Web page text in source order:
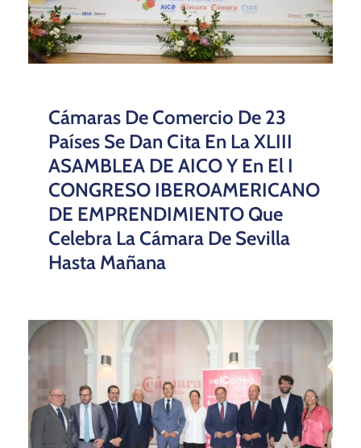
Cámaras De Comercio De 23
Países Se Dan Cita En La XLIII
ASAMBLEA DE AICO Y En El I
CONGRESO IBEROAMERICANO
DE EMPRENDIMIENTO Que
Celebra La Cámara De Sevilla
Hasta Mañana